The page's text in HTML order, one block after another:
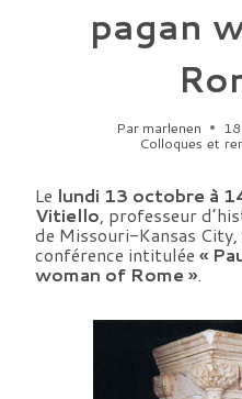
pagan
Par marlenen
Colloques et
Le lundi 13 octobre à
Vitiello, professeur
de Missouri-Kansas City,
conférence intitulée «
woman of Rome ».